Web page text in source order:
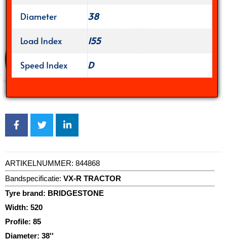
Diameter
38
Load Index
155
Speed Index
D
ARTIKELNUMMER: 844868
Bandspecificatie: VX-R TRACTOR
Tyre brand: BRIDGESTONE
Width: 520
Profile: 85
Diameter: 38''